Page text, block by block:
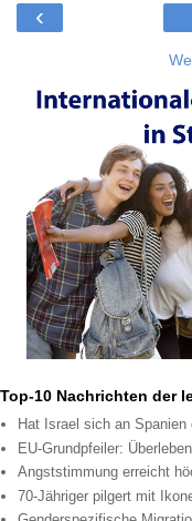
‹
Top-10 Nachrichten der
Hat Israel sich an Spanien
EU-Grundpfeiler:
Angststimmung erreicht
70-Jähriger pilgert mit